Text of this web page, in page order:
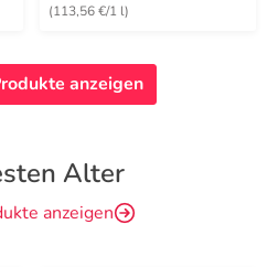
(113,56 €/1 l)
anzeigen
Alter
anzeigen